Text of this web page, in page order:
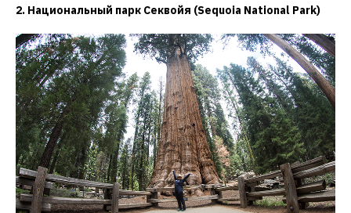
2. Национальный парк Секвойя (Sequoia National Park)